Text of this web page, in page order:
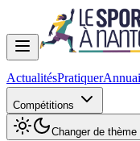
ActualitésPratiquer
Compétitions
Changer de thème